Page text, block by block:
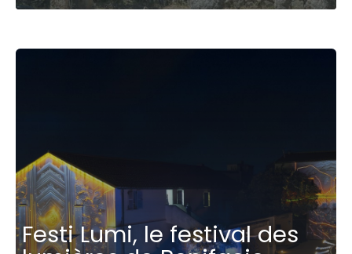
Festi Lumi, le festival des